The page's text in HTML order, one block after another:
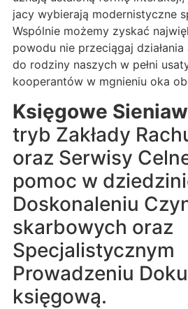
jacy wybierają modernistyczne
Wspólnie możemy zyskać
powodu nie przeciągaj
do rodziny naszych w pełni
kooperantów w mgnieniu oka
Księgowe
tryb Zakłady
oraz Serwisy
pomoc w
Doskonaleniu
skarbowych oraz
Specjalistycznym
Prowadzeniu
księgową.